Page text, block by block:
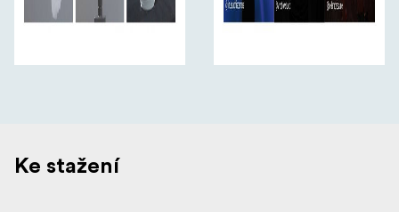
Ke stažení